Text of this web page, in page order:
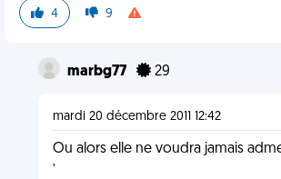
4 9
marbg77 29
mardi 20 décembre 2011 12:42
Ou alors elle ne voudra jamais
'